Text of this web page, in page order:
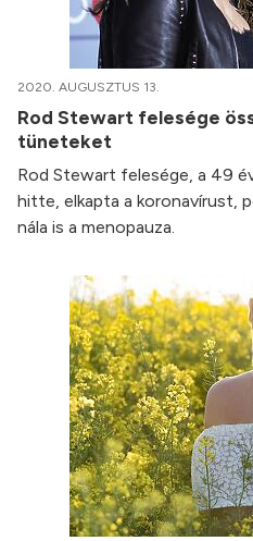
2020. AUGUSZTUS 13.
Rod Stewart felesége
tüneteket
Rod Stewart felesége, a 49
hitte, elkapta a koronavírust,
nála is a menopauza.